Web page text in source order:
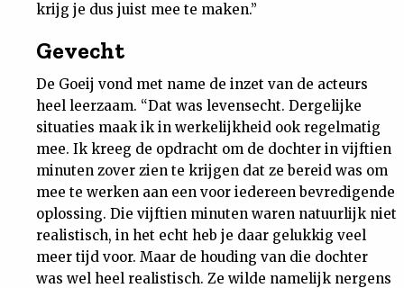
krijg je dus juist mee te maken.”
Gevecht
De Goeij vond met name de inzet van de acteurs
heel leerzaam. “Dat was levensecht. Dergelijke
situaties maak ik in werkelijkheid ook regelmatig
mee. Ik kreeg de opdracht om de dochter in vijftien
minuten zover zien te krijgen dat ze bereid was om
mee te werken aan een voor iedereen bevredigende
oplossing. Die vijftien minuten waren natuurlijk niet
realistisch, in het echt heb je daar gelukkig veel
meer tijd voor. Maar de houding van die dochter
was wel heel realistisch. Ze wilde namelijk nergens